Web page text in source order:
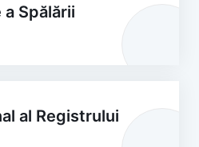
Spălării
al Registrului